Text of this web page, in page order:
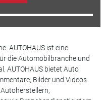
AUTOHAUS ist eine
die Automobilbranche und
AUTOHAUS bietet Auto
Bilder und Videos